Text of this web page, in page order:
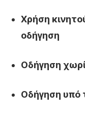
Χρήση
οδήγηση
Οδήγηση
Οδήγηση υπό